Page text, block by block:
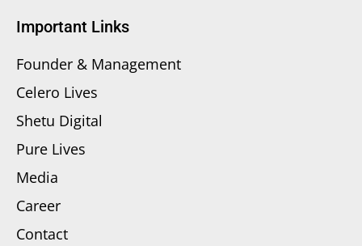
Important Links
Founder & Management
Celero Lives
Shetu Digital
Pure Lives
Media
Career
Contact